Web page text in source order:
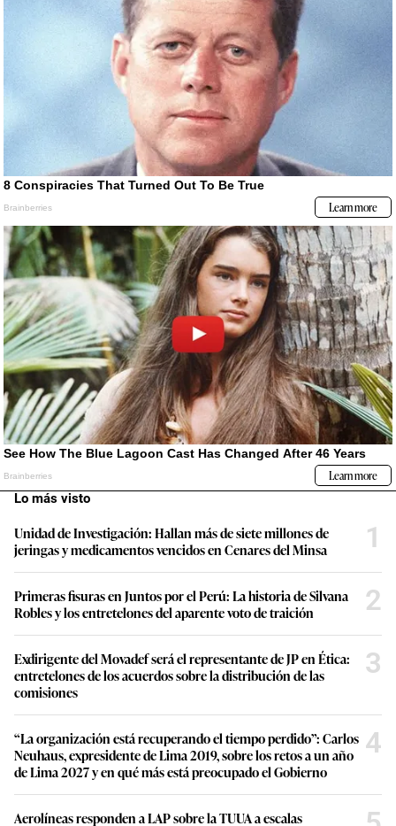
Lo más visto
Unidad de Investigación: Hallan más de siete millones de
jeringas y medicamentos vencidos en Cenares del Minsa
1
Primeras fisuras en Juntos por el Perú: La historia de Silvana
Robles y los entretelones del aparente voto de traición
2
Exdirigente del Movadef será el representante de JP en Ética:
entretelones de los acuerdos sobre la distribución de las
comisiones
3
“La organización está recuperando el tiempo perdido”: Carlos
Neuhaus, expresidente de Lima 2019, sobre los retos a un año
de Lima 2027 y en qué más está preocupado el Gobierno
4
Aerolíneas responden a LAP sobre la TUUA a escalas